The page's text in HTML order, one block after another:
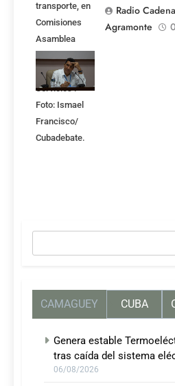
transporte, en
Comisiones
Asamblea
Nacional,
Atención a los
Servicios .
Foto: Ismael
Francisco/
Cubadebate.
Radio Cadena
Agramonte
CAMAGUEY CUBA
Genera estable
tras caída del sistema
06/08/2026